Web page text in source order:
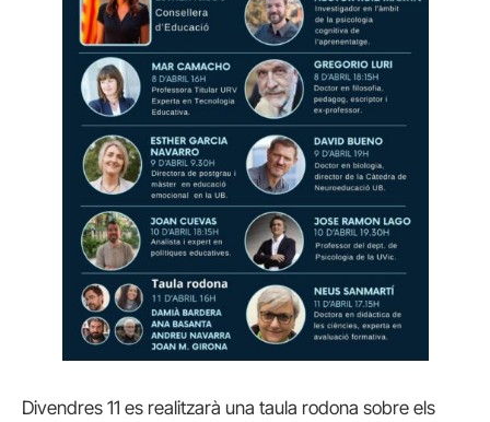
Divendres 11 es realitzarà una taula rodona sobre els